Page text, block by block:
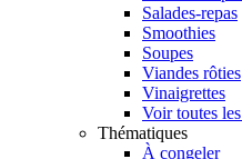
Salades-repas
Smoothies
Soupes
Viandes rôties
Vinaigrettes
Voir toutes
Thématiques
À congeler